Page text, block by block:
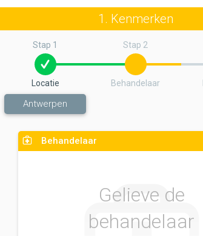
1. Kenmerken
Stap 1
Locatie
Antwerpen
Stap 2
Behandelaar
Behandelaar
Gelieve de
behandelaar